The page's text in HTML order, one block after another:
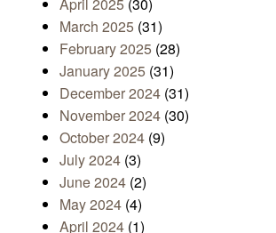
April 2025 (30)
March 2025 (31)
February 2025 (28)
January 2025 (31)
December 2024 (31)
November 2024 (30)
October 2024 (9)
July 2024 (3)
June 2024 (2)
May 2024 (4)
April 2024 (1)